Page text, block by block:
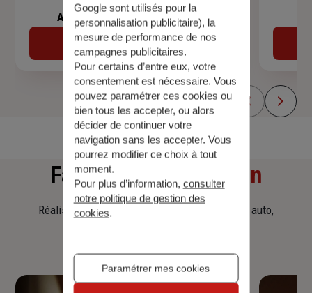
Assurance de prêt immobilier
Découvrir
Faitesune simulation
Réalisez une simulation tarifaire d'assurance, auto,
Google sont utilisés pour la
personnalisation publicitaire), la
mesure de performance de nos
campagnes publicitaires.
Pour certains d’entre eux, votre
consentement est nécessaire. Vous
pouvez paramétrer ces cookies ou
bien tous les accepter, ou alors
décider de continuer votre
navigation sans les accepter. Vous
pourrez modifier ce choix à tout
moment.
Pour plus d’information, consulter
notre politique de gestion des
cookies.
Paramétrer mes cookies